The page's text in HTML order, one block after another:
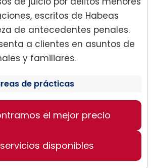
escritos de Habeas
de antecedentes penales.
a clientes en asuntos de
y familiares.
de prácticas
de Familia
Criminal
Contratos
el mejor precio
disponibles